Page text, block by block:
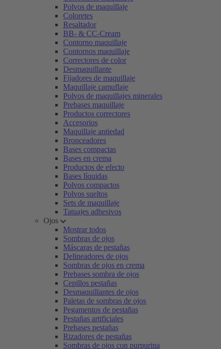
Polvos de maquillaje
Coloretes
Resaltador
BB- & CC-Cream
Contorno maquillaje
Contornos maquillaje
Correctores de color
Desmaquillante
Fijadores de maquillaje
Maquillaje camuflaje
Polvos de maquillajes minerales
Prebases maquillaje
Productos correctores
Accesorios
Maquillaje antiedad
Bronceadores
Bases compactas
Bases en crema
Productos de efecto
Bases líquidas
Polvos compactos
Polvos sueltos
Sets de maquillaje
Tatuajes adhesivos
Ojos
Mostrar todos
Sombras de ojos
Máscaras de pestañas
Delineadores de ojos
Sombras de ojos en crema
Prebases sombra de ojos
Cepillos pestañas
Desmaquillantes de ojos
Paletas de sombras de ojos
Pegamentos de pestañas
Pestañas artificiales
Prebases pestañas
Rizadores de pestañas
Sombras de ojos con purpurina